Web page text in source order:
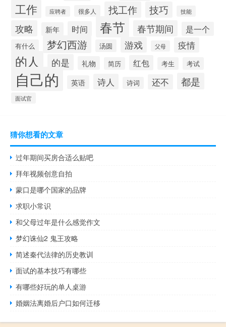
工作 应聘者 很多人 找工作 技巧 技能
攻略 新年 时间 春节 春节期间 是一个
有什么 梦幻西游 汤圆 游戏 父母 疫情
的人 的是 礼物 简历 红包 考生 考试
自己的 英语 诗人 诗词 还不 都是
面试官
猜你想看的文章
过年期间买房合适么贴吧
拜年视频创意自拍
蒙口是哪个国家的品牌
求职小常识
和父母过年是什么感觉作文
梦幻诛仙2 鬼王攻略
简述秦代法律的历史教训
面试的基本技巧有哪些
有哪些好玩的单人桌游
婚姻法离婚后户口如何迁移